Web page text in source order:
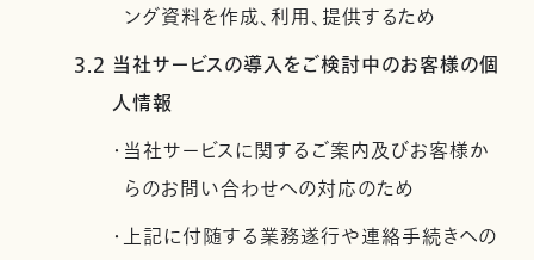
ング資料を作成、利用、提供するため
3.2 当社サービスの導入をご検討中のお客様の個
人情報
・当社サービスに関するご案内及びお客様か
らのお問い合わせへの対応のため
・上記に付随する業務遂行や連絡手続きへの